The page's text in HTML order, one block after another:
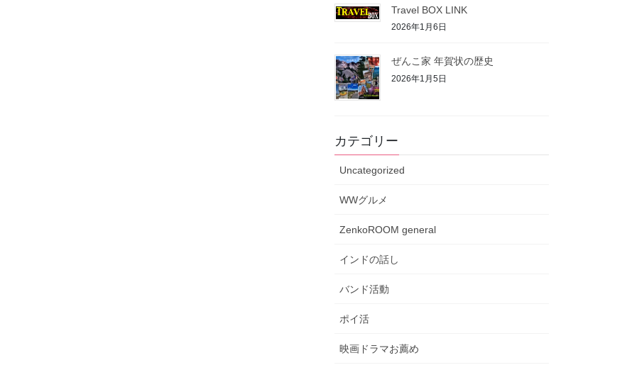
Travel BOX LINK
2026年1月6日
ぜんこ家 年賀状の歴史
2026年1月5日
カテゴリー
Uncategorized
WWグルメ
ZenkoROOM general
インドの話し
バンド活動
ポイ活
映画ドラマお薦め